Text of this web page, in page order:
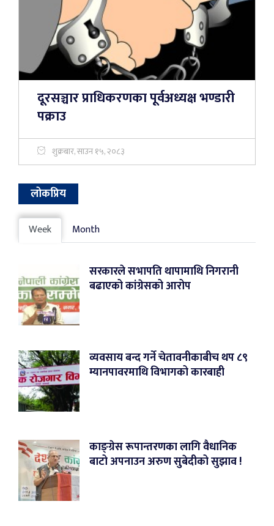
दूरसञ्चार प्राधिकरणका पूर्वअध्यक्ष भण्डारी
पक्राउ
शुक्रबार, साउन १५, २०८३
लोकप्रिय
Week Month
सरकारले सभापति थापामाथि निगरानी
बढाएको कांग्रेसको आरोप
व्यवसाय बन्द गर्ने चेतावनीकाबीच थप ८९
म्यानपावरमाथि विभागको कारबाही
काङ्ग्रेस रूपान्तरणका लागि वैधानिक
बाटो अपनाउन अरुण सुबेदीको सुझाव !